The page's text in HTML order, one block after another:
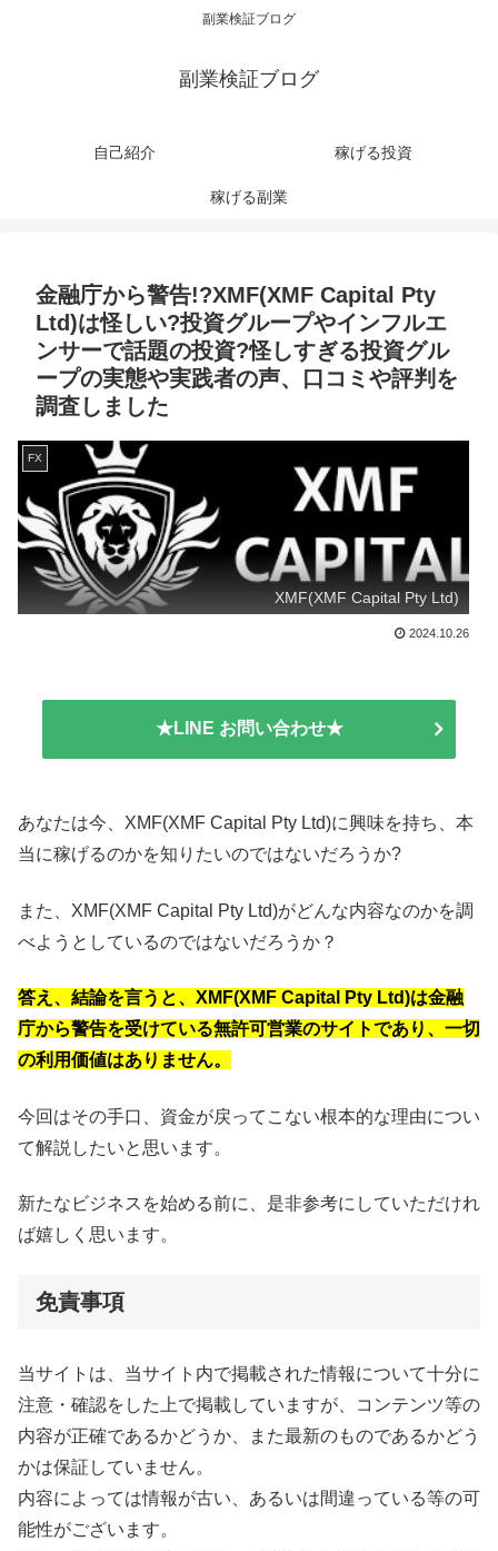
副業検証ブログ
副業検証ブログ
自己紹介 稼げる投資
稼げる副業
金融庁から警告!?XMF(XMF Capital Pty
Ltd)は怪しい?投資グループやインフルエ
ンサーで話題の投資?怪しすぎる投資グル
ープの実態や実践者の声、口コミや評判を
調査しました
FX
XMF(XMF Capital Pty Ltd)
2024.10.26
★LINE お問い合わせ★
あなたは今、XMF(XMF Capital Pty Ltd)に興味を持ち、本
当に稼げるのかを知りたいのではないだろうか?
また、XMF(XMF Capital Pty Ltd)がどんな内容なのかを調
べようとしているのではないだろうか？
答え、結論を言うと、XMF(XMF Capital Pty Ltd)は金融
庁から警告を受けている無許可営業のサイトであり、一切
の利用価値はありません。
今回はその手口、資金が戻ってこない根本的な理由につい
て解説したいと思います。
新たなビジネスを始める前に、是非参考にしていただけれ
ば嬉しく思います。
免責事項
当サイトは、当サイト内で掲載された情報について十分に
注意・確認をした上で掲載していますが、コンテンツ等の
内容が正確であるかどうか、また最新のものであるかどう
かは保証していません。
内容によっては情報が古い、あるいは間違っている等の可
能性がございます。